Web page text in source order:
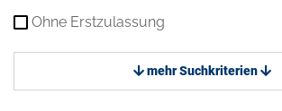
Ohne Erstzulassung
mehr Suchkriterien